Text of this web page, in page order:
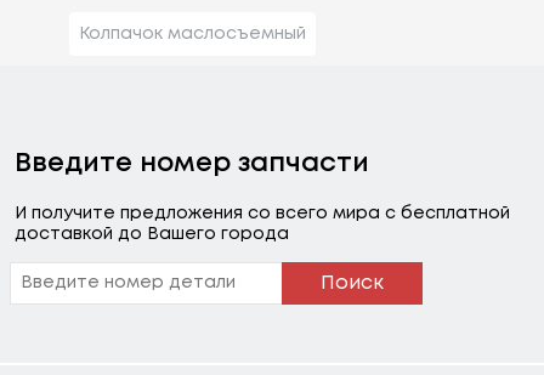
Колпачок маслосъемный
Введите номер запчасти
И получите предложения со всего мира с бесплатной
доставкой до Вашего города
Поиск